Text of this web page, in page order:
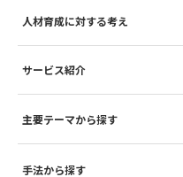
人材育成に対する考え
サービス紹介
主要テーマから探す
手法から探す